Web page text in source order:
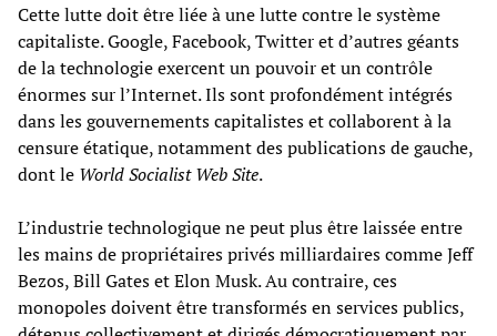
Cette lutte doit être liée à une lutte contre le système
capitaliste. Google, Facebook, Twitter et d’autres géants
de la technologie exercent un pouvoir et un contrôle
énormes sur l’Internet. Ils sont profondément intégrés
dans les gouvernements capitalistes et collaborent à la
censure étatique, notamment des publications de gauche,
dont le World Socialist Web Site.
L’industrie technologique ne peut plus être laissée entre
les mains de propriétaires privés milliardaires comme Jeff
Bezos, Bill Gates et Elon Musk. Au contraire, ces
monopoles doivent être transformés en services publics,